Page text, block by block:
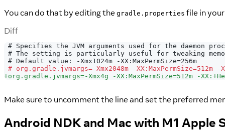
You can do that by editing the gradle.properties file in
Diff
# Specifies the JVM arguments used for the daemon
# The setting is particularly useful for tweaking
# Default value: -Xmx1024m -XX:MaxPermSize=256m
-# org.gradle.jvmargs=-Xmx2048m -XX:MaxPermSize=512m -
+org.gradle.jvmargs=-Xmx4g -XX:MaxPermSize=512m -
Make sure to uncomment the line and set the preferred
Android NDK and Mac with M1 Apple